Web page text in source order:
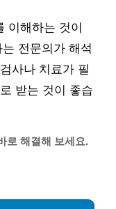
이해하는 것이
전문의가 해석
사나 치료가 필
받는 것이 좋습
로 해결해 보세요.